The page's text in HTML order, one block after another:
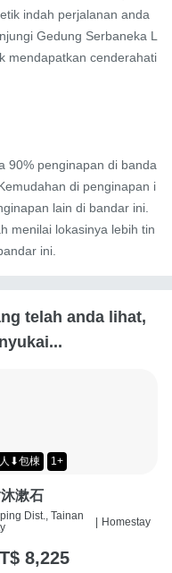
indah perjalanan anda
Gedung Serbaneka L
mendapatkan cenderahati
90% penginapan di banda
di penginapan i
lain di bandar ini.
menilai lokasinya lebih tin
ini.
telah anda lihat,
⬇包棟 1+
漱石
Dist., Tainan
| Homestay
8,225